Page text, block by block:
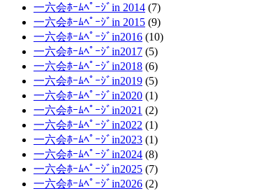
一六会ﾎｰﾑﾍﾟｰｼﾞin 2014 (7)
一六会ﾎｰﾑﾍﾟｰｼﾞin 2015 (9)
一六会ﾎｰﾑﾍﾟｰｼﾞin2016 (10)
一六会ﾎｰﾑﾍﾟｰｼﾞin2017 (5)
一六会ﾎｰﾑﾍﾟｰｼﾞin2018 (6)
一六会ﾎｰﾑﾍﾟｰｼﾞin2019 (5)
一六会ﾎｰﾑﾍﾟｰｼﾞin2020 (1)
一六会ﾎｰﾑﾍﾟｰｼﾞin2021 (2)
一六会ﾎｰﾑﾍﾟｰｼﾞin2022 (1)
一六会ﾎｰﾑﾍﾟｰｼﾞin2023 (1)
一六会ﾎｰﾑﾍﾟｰｼﾞin2024 (8)
一六会ﾎｰﾑﾍﾟｰｼﾞin2025 (7)
一六会ﾎｰﾑﾍﾟｰｼﾞin2026 (2)